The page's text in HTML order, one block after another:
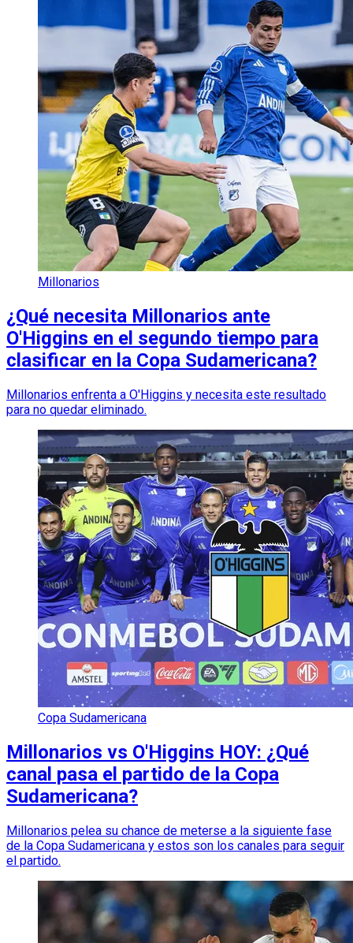
Millonarios
¿Qué necesita Millonarios ante
O'Higgins en el segundo tiempo para
clasificar en la Copa Sudamericana?
Millonarios enfrenta a O'Higgins y necesita este resultado
para no quedar eliminado.
Copa Sudamericana
Millonarios vs O'Higgins HOY: ¿Qué
canal pasa el partido de la Copa
Sudamericana?
Millonarios pelea su chance de meterse a la siguiente fase
de la Copa Sudamericana y estos son los canales para seguir
el partido.